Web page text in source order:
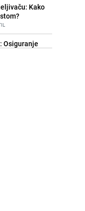
Kako
Osiguranje